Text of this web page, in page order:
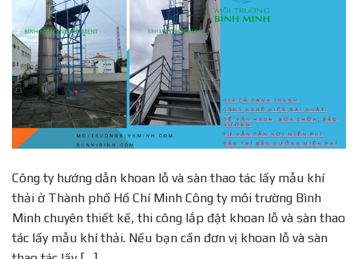
Công ty hướng dẫn khoan lỗ và sàn thao tác lấy mẫu khí
thải ở Thành phố Hồ Chí Minh Công ty môi trường Bình
Minh chuyên thiết kế, thi công lắp đặt khoan lỗ và sàn thao
tác lấy mẫu khí thải. Nếu bạn cần đơn vị khoan lỗ và sàn